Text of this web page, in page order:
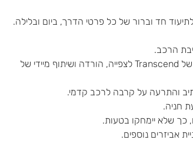
•תכונת Wi-Fi מובנית – מאפשרת חיבור לאפליקציה DrivePro של Transcend לצפייה, הורדה ושיתוף מיידי של
חניה.
כך שלא יימחקו בטעות.